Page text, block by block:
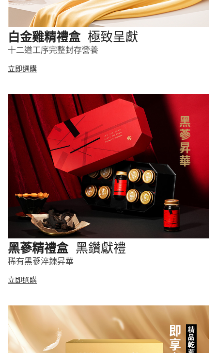
白金雞精禮盒 極致呈獻
十二道工序完整封存營養
立即選購
黑蔘精禮盒 黑鑽獻禮
稀有黑蔘淬鍊昇華
立即選購